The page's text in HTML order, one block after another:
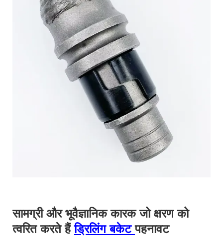
सामग्री और भूवैज्ञानिक कारक जो क्षरण को
त्वरित करते हैंड्रिलिंग बकेटपहनावट